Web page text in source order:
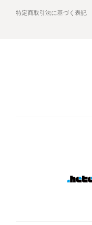
特定商取引法に基づく表記